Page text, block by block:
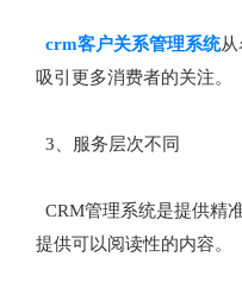
crm客户关系管理系统从
吸引更多消费者的关注。
3、服务层次不同
CRM管理系统是提供精
提供可以阅读性的内容。